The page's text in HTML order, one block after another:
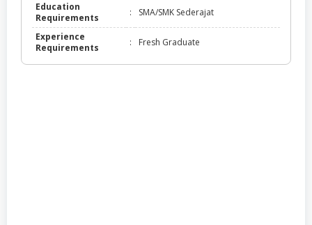
Education
Requirements
: SMA/SMK Sederajat
Experience
Requirements
: Fresh Graduate